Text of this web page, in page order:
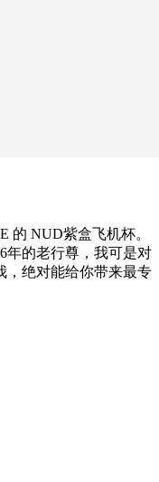
的 NUD紫盒飞机杯。
年的老行尊，我可是对
，绝对能给你带来最专